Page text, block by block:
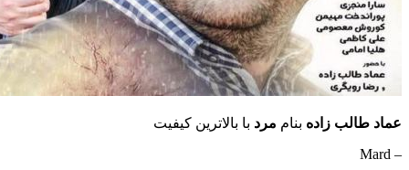
زادهبنام مرد با بالاترین کیفیت